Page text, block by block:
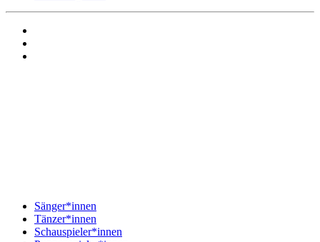
Sänger*innen
Tänzer*innen
Schauspieler*innen